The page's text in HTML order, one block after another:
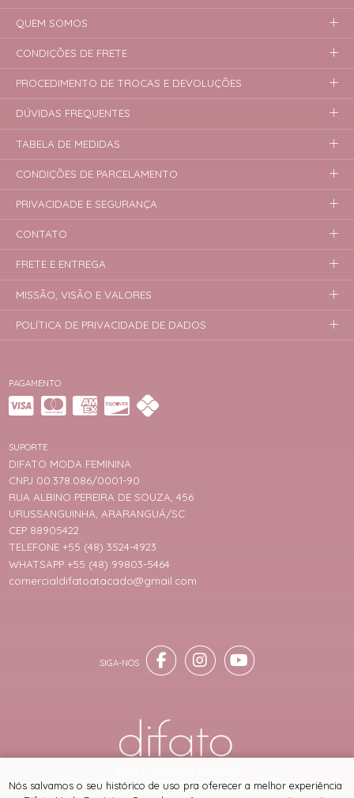
PAGAMENTO
SUPORTE
DIFATO MODA FEMININA
CNPJ 00.378.086/0001-90
RUA ALBINO PEREIRA DE SOUZA, 456
URUSSANGUINHA, ARARANGUÁ/SC
CEP 88905422
TELEFONE +55 (48) 3524-4923
WHATSAPP +55 (48) 99803-5464
comercialdifatoatacado@gmail.com
QUEM SOMOS
CONDIÇÕES DE FRETE
PROCEDIMENTO DE TROCAS E DEVOLUÇÕES
DÚVIDAS FREQUENTES
TABELA DE MEDIDAS
CONDIÇÕES DE PARCELAMENTO
PRIVACIDADE E SEGURANÇA
CONTATO
FRETE E ENTREGA
MISSÃO, VISÃO E VALORES
POLÍTICA DE PRIVACIDADE DE DADOS
® TODOS DIREITOS RESERVADOS
Nós salvamos o seu histórico de uso pra oferecer a melhor experiência